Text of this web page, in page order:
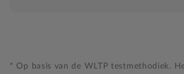
* Op basis van de WLTP testmethodiek.